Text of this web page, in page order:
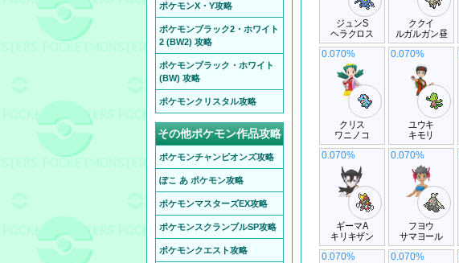
ジュンS
ヘラクロス
ククイ
ルガルガン昼
クリス
ワニノコ
0.070%
ユウキ
キモリ
0.070%
ギーマA
キリキザン
0.070%
フヨウ
サマヨール
0.070%
0.070% 0.070%
ポケモンX・Y攻略
ポケモンブラック2・ホワイト
2 (BW2) 攻略
ポケモンブラック・ホワイト
(BW) 攻略
ポケモンクリスタル攻略
その他ポケモン作品攻略
ポケモンチャンピオンズ攻略
ぽこ あ ポケモン攻略
ポケモンマスターズEX攻略
ポケモンスクランブルSP攻略
ポケモンクエスト攻略